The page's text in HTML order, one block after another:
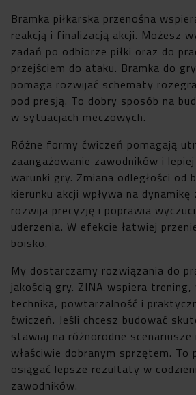
Bramka piłkarska przenośna
reakcją i finalizacją akcji. Możesz
zadań po odbiorze piłki oraz do
przejściem do ataku. Bramka do
pomaga rozwijać schematy
pod presją. To dobry sposób na
w sytuacjach meczowych.
Różne formy ćwiczeń pomagają
zaangażowanie zawodników i
warunki gry. Zmiana odległości od
kierunku akcji wpływa na
rozwija precyzję i poprawia
uderzenia. W efekcie łatwiej
boisko.
My dostarczamy rozwiązania do
jakością gry. ZINA wspiera
technika, powtarzalność i
ćwiczeń. Jeśli chcesz budować
stawiaj na różnorodne scenariusze
właściwie dobranym sprzętem. To
osiągać lepsze rezultaty w
zawodników.